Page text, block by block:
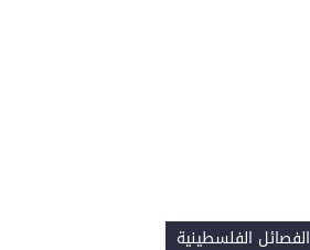
الفصائل الفلسطينية